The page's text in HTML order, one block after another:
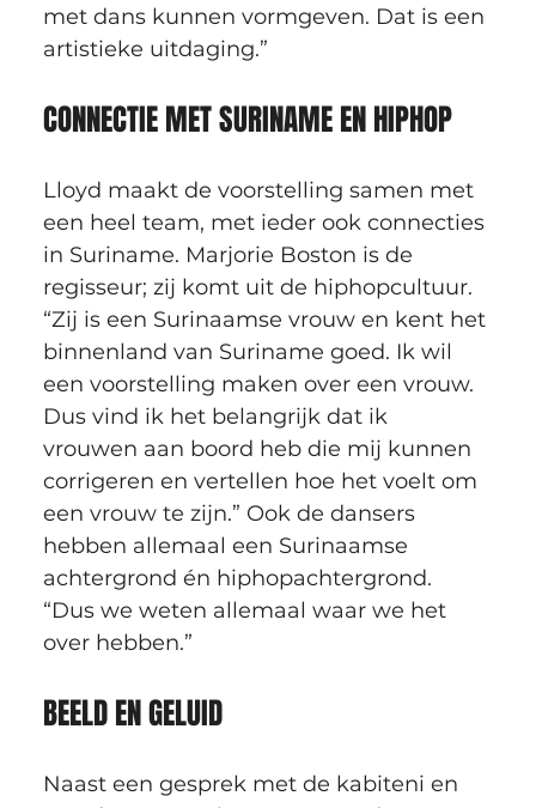
met dans kunnen vormgeven. Dat is een
artistieke uitdaging.”
CONNECTIE MET SURINAME EN HIPHOP
Lloyd maakt de voorstelling samen met
een heel team, met ieder ook connecties
in Suriname. Marjorie Boston is de
regisseur; zij komt uit de hiphopcultuur.
“Zij is een Surinaamse vrouw en kent het
binnenland van Suriname goed. Ik wil
een voorstelling maken over een vrouw.
Dus vind ik het belangrijk dat ik
vrouwen aan boord heb die mij kunnen
corrigeren en vertellen hoe het voelt om
een vrouw te zijn.” Ook de dansers
hebben allemaal een Surinaamse
achtergrond én hiphopachtergrond.
“Dus we weten allemaal waar we het
over hebben.”
BEELD EN GELUID
Naast een gesprek met de kabiteni en